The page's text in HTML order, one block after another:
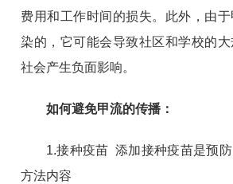
费用和工作时间的损失。此外，由
染的，它可能会导致社区和学校的
社会产生负面影响。
如何避免甲流的传播：
1.接种疫苗 添加接种疫苗是预
方法内容